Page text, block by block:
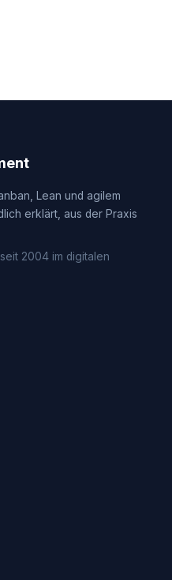
Lean und agilem
erklärt, aus der Praxis
2004 im digitalen